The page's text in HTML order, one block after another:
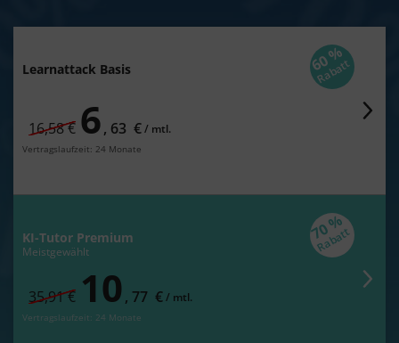
60 %
Rabatt
Learnattack Basis
6, 63 €
statt regulär
16,58 € / monatlich
mtl.
Vertragslaufzeit: 24 Monate
70 %
Rabatt
KI-Tutor Premium
Meistgewählt
10, 77 €
statt regulär
35,91 € / monatlich
mtl.
Vertragslaufzeit: 24 Monate